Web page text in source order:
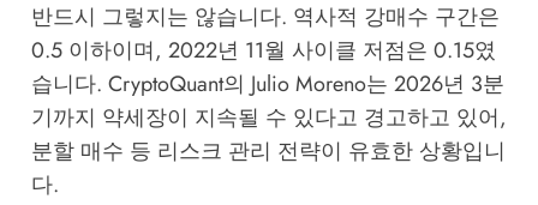
반드시 그렇지는 않습니다. 역사적 강매수 구간은
0.5 이하이며, 2022년 11월 사이클 저점은 0.15였
습니다. CryptoQuant의 Julio Moreno는 2026년 3분
기까지 약세장이 지속될 수 있다고 경고하고 있어,
분할 매수 등 리스크 관리 전략이 유효한 상황입니
다.